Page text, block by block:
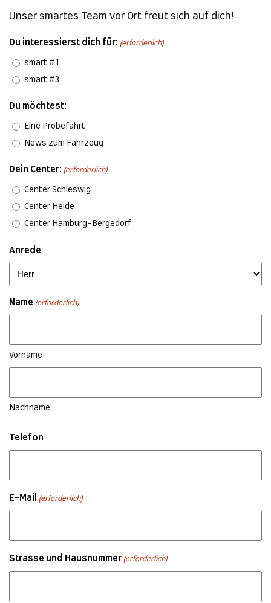
Unser smartes Team vor Ort freut sich auf dich!
Du interessierst dich für: (erforderlich)
smart #1
smart #3
Du möchtest:
Eine Probefahrt
News zum Fahrzeug
Dein Center: (erforderlich)
Center Schleswig
Center Heide
Center Hamburg-Bergedorf
Anrede
Name (erforderlich)
Vorname
Nachname
Telefon
E-Mail (erforderlich)
Strasse und Hausnummer (erforderlich)